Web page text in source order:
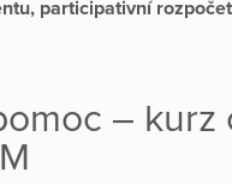
participativní
– kurz